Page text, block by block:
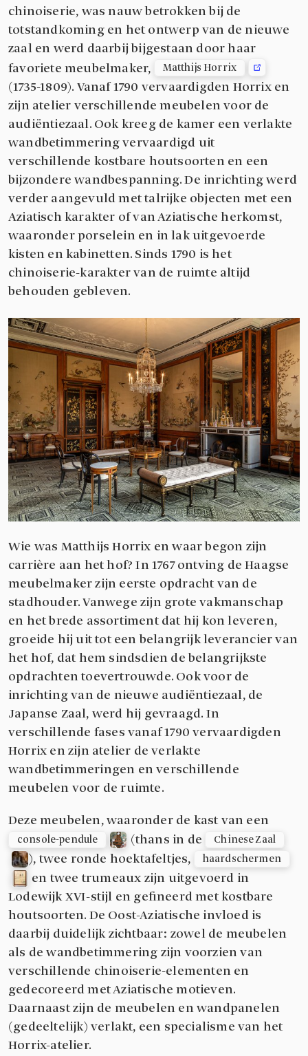
chinoiserie, was nauw betrokken bij de
totstandkoming en het ontwerp van de nieuwe
zaal en werd daarbij bijgestaan door haar
favoriete meubelmaker,
Matthijs Horrix
(1735-1809). Vanaf 1790 vervaardigden Horrix en
zijn atelier verschillende meubelen voor de
audiëntiezaal. Ook kreeg de kamer een verlakte
wandbetimmering vervaardigd uit
verschillende kostbare houtsoorten en een
bijzondere wandbespanning. De inrichting werd
verder aangevuld met talrijke objecten met een
Aziatisch karakter of van Aziatische herkomst,
waaronder porselein en in lak uitgevoerde
kisten en kabinetten. Sinds 1790 is het
chinoiserie-karakter van de ruimte altijd
behouden gebleven.
Wie was Matthijs Horrix en waar begon zijn
carrière aan het hof? In 1767 ontving de Haagse
meubelmaker zijn eerste opdracht van de
stadhouder. Vanwege zijn grote vakmanschap
en het brede assortiment dat hij kon leveren,
groeide hij uit tot een belangrijk leverancier van
het hof, dat hem sindsdien de belangrijkste
opdrachten toevertrouwde. Ook voor de
inrichting van de nieuwe audiëntiezaal, de
Japanse Zaal, werd hij gevraagd. In
verschillende fases vanaf 1790 vervaardigden
Horrix en zijn atelier de verlakte
wandbetimmeringen en verschillende
meubelen voor de ruimte.
Deze meubelen, waaronder de kast van een
console-pendule (thans in de Chinese Zaal
), twee ronde hoektafeltjes, haardschermen
en twee trumeaux zijn uitgevoerd in
Lodewijk XVI-stijl en gefineerd met kostbare
houtsoorten. De Oost-Aziatische invloed is
daarbij duidelijk zichtbaar: zowel de meubelen
als de wandbetimmering zijn voorzien van
verschillende chinoiserie-elementen en
gedecoreerd met Aziatische motieven.
Daarnaast zijn de meubelen en wandpanelen
(gedeeltelijk) verlakt, een specialisme van het
Horrix-atelier.